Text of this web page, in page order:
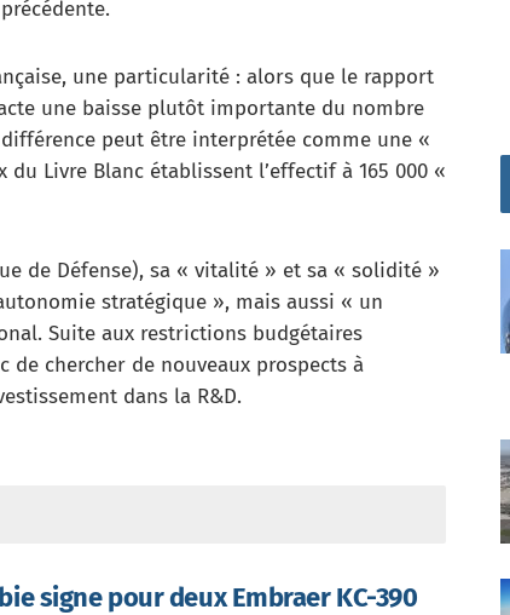
une particularité : alors que le rapport
une baisse plutôt importante du nombre
peut être interprétée comme une «
Livre Blanc établissent l’effectif à 165 000 «
de Défense), sa « vitalité » et sa « solidité »
stratégique », mais aussi « un
Suite aux restrictions budgétaires
de chercher de nouveaux prospects à
dans la R&D.
signe pour deux Embraer KC-390